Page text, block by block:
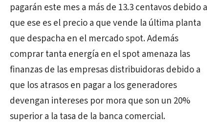
pagarán este mes a más de 13.3 centavos debido a
que ese es el precio a que vende la última planta
que despacha en el mercado spot. Además
comprar tanta energía en el spot amenaza las
finanzas de las empresas distribuidoras debido a
que los atrasos en pagar a los generadores
devengan intereses por mora que son un 20%
superior a la tasa de la banca comercial.